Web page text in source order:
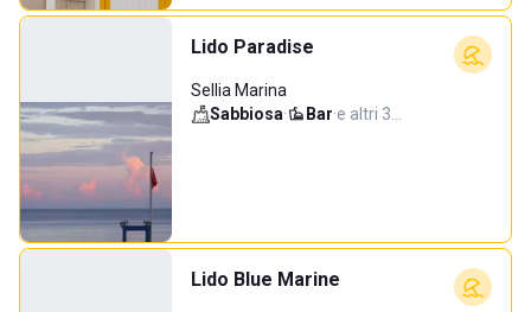
Lido Paradise
Sellia Marina
Sabbiosa· Bar·e altri 3…
Lido Blue Marine